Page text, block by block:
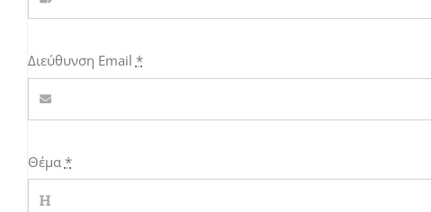
Διεύθυνση Email *
Θέμα *